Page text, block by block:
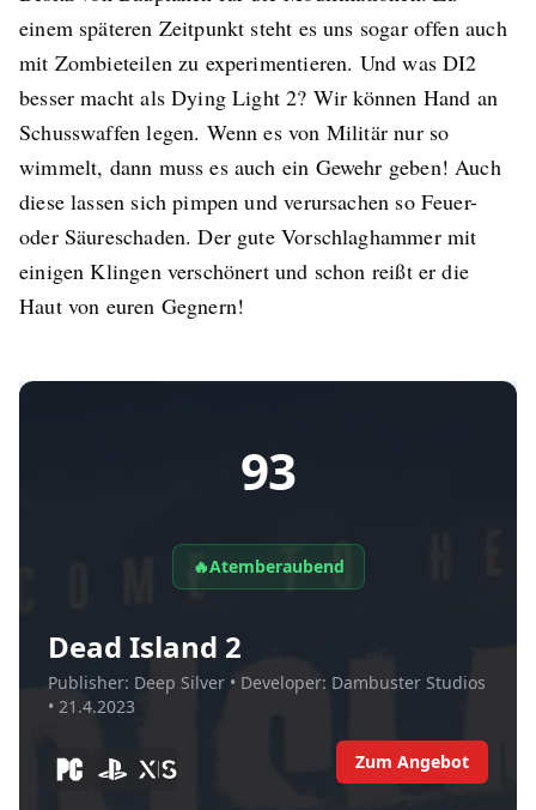
einem späteren Zeitpunkt steht es uns sogar offen auch
mit Zombieteilen zu experimentieren. Und was DI2
besser macht als Dying Light 2? Wir können Hand an
Schusswaffen legen. Wenn es von Militär nur so
wimmelt, dann muss es auch ein Gewehr geben! Auch
diese lassen sich pimpen und verursachen so Feuer-
oder Säureschaden. Der gute Vorschlaghammer mit
einigen Klingen verschönert und schon reißt er die
Haut von euren Gegnern!
93
🔥Atemberaubend
Dead Island 2
Publisher: Deep Silver • Developer: Dambuster Studios
• 21.4.2023
Zum Angebot